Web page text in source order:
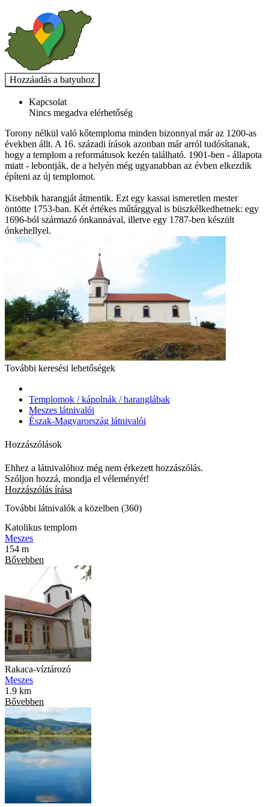
Kapcsolat
Nincs megadva elérhetőség
Torony nélkül való kőtemploma minden bizonnyal már az 1200-as
években állt. A 16. századi írások azonban már arról tudósítanak,
hogy a templom a reformátusok kezén található. 1901-ben - állapota
miatt - lebontják, de a helyén még ugyanabban az évben elkezdik
építeni az új templomot.
Kisebbik harangját átmentik. Ezt egy kassai ismeretlen mester
öntötte 1753-ban. Két értékes műtárggyal is büszkélkedhetnek: egy
1696-ból származó ónkannával, illetve egy 1787-ben készült
ónkehellyel.
További keresési lehetőségek
Templomok / kápolnák / haranglábak
Meszes látnivalói
Észak-Magyarország látnivalói
Hozzászólások
Ehhez a látnivalóhoz még nem érkezett hozzászólás.
Szóljon hozzá, mondja el véleményét!
Hozzászólás írása
További látnivalók a közelben (360)
Katolikus templom
Meszes
154 m
Bővebben
Rakaca-víztározó
Meszes
1.9 km
Bővebben